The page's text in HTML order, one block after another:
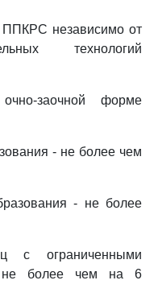
независимо от
технологий
заочной форме
- не более чем
- не более
ограниченными
не более чем на 6